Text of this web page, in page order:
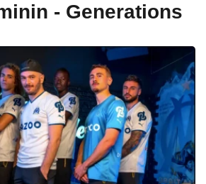
- Generations